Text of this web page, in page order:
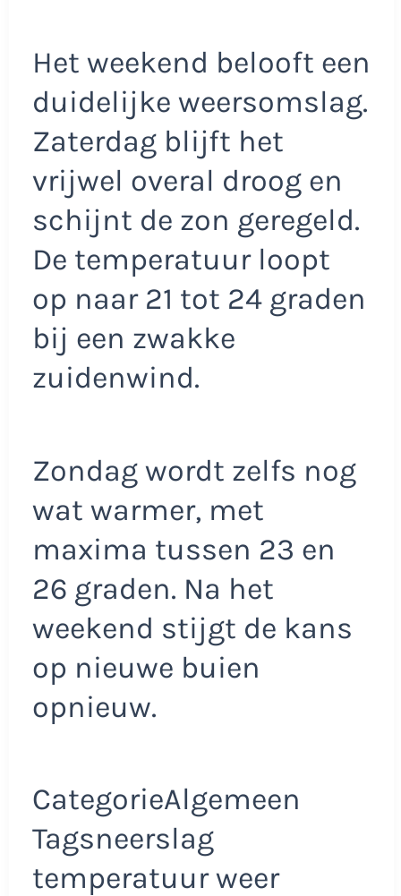
Het weekend belooft een
duidelijke weersomslag.
Zaterdag blijft het
vrijwel overal droog en
schijnt de zon geregeld.
De temperatuur loopt
op naar 21 tot 24 graden
bij een zwakke
zuidenwind.
Zondag wordt zelfs nog
wat warmer, met
maxima tussen 23 en
26 graden. Na het
weekend stijgt de kans
op nieuwe buien
opnieuw.
CategorieAlgemeen
Tagsneerslag
temperatuur weer